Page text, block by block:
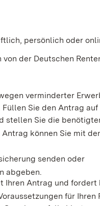
persönlich oder
der Deutschen
verminderter
Sie den Antrag
stellen Sie die
können Sie mit
senden oder
abgeben.
Antrag und
für Ihren